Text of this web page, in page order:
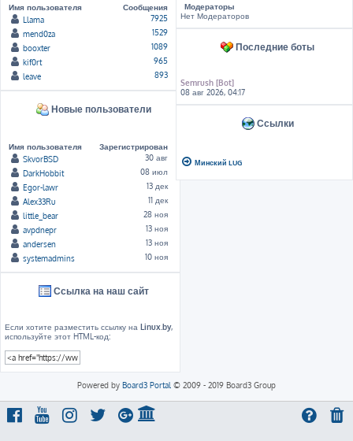
Имя пользователя
Сообщения
Llama
7925
mend0za
1529
booxter
1089
kif0rt
965
leave
893
Новые пользователи
Имя пользователя
Зарегистрирован
SkvorBSD
30 авг
DarkHobbit
08 июл
Egor-lawr
13 дек
Alex33Ru
11 дек
little_bear
28 ноя
avpdnepr
13 ноя
andersen
13 ноя
systemadmins
10 ноя
Ссылка на наш сайт
Если хотите разместить ссылку на Linux.by,
используйте этот HTML-код:
Модераторы
Нет Модераторов
Последние боты
Semrush [Bot]
08 авг 2026, 04:17
Ссылки
Минский LUG
Powered by Board3 Portal © 2009 - 2019 Board3 Group